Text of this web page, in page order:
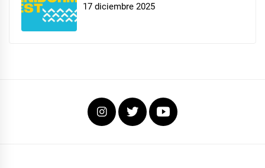
17 diciembre 2025
InstagramTwitterYoutube